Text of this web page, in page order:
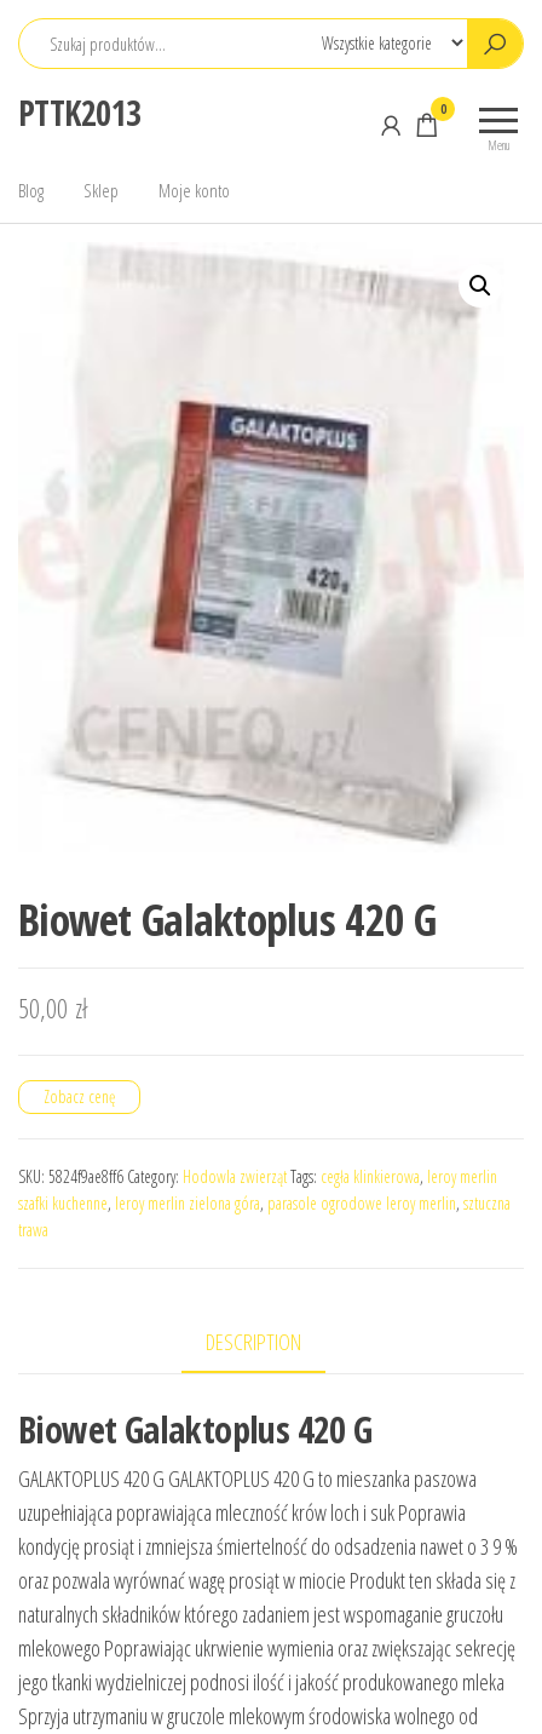
Przejdź
PTTK2013
Menu
0
Blog Sklep Moje konto
Biowet Galaktoplus 420 G
50,00 zł
Zobacz cenę
SKU: 5824f9ae8ff6 Category: Hodowla zwierzątTags: cegła klinkierowa, leroy merlin
szafki kuchenne, leroy merlin zielona góra, parasole ogrodowe leroy merlin, sztuczna
trawa
DESCRIPTION
Biowet Galaktoplus 420 G
GALAKTOPLUS 420 G GALAKTOPLUS 420 G to mieszanka paszowa
uzupełniająca poprawiająca mleczność krów loch i suk Poprawia
kondycję prosiąt i zmniejsza śmiertelność do odsadzenia nawet o 3 9 %
oraz pozwala wyrównać wagę prosiąt w miocie Produkt ten składa się z
naturalnych składników którego zadaniem jest wspomaganie gruczołu
mlekowego Poprawiając ukrwienie wymienia oraz zwiększając sekrecję
jego tkanki wydzielniczej podnosi ilość i jakość produkowanego mleka
Sprzyja utrzymaniu w gruczole mlekowym środowiska wolnego od